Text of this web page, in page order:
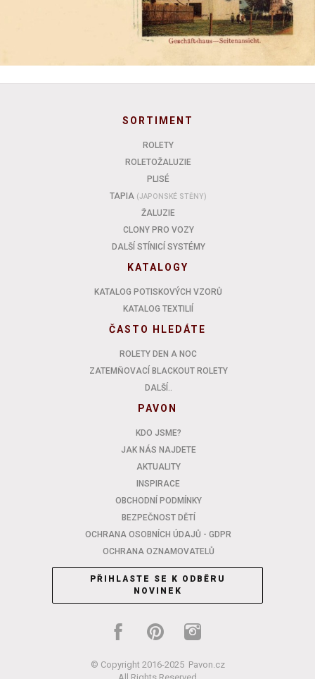
SORTIMENT
ROLETY
ROLETOŽALUZIE
PLISÉ
TAPIA (JAPONSKÉ STĚNY)
ŽALUZIE
CLONY PRO VOZY
DALŠÍ STÍNICÍ SYSTÉMY
KATALOGY
KATALOG POTISKOVÝCH VZORŮ
KATALOG TEXTILIÍ
ČASTO HLEDÁTE
ROLETY DEN A NOC
ZATEMŇOVACÍ BLACKOUT ROLETY
DALŠÍ..
PAVON
KDO JSME?
JAK NÁS NAJDETE
AKTUALITY
INSPIRACE
OBCHODNÍ PODMÍNKY
BEZPEČNOST DĚTÍ
OCHRANA OSOBNÍCH ÚDAJŮ - GDPR
OCHRANA OZNAMOVATELŮ
PŘIHLASTE SE K ODBĚRU
NOVINEK
© Copyright 2016-2025 Pavon.cz